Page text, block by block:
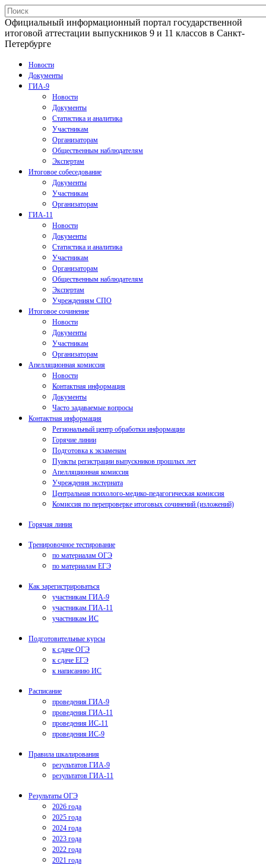
Официальный информационный портал государственной
итоговой аттестации выпускников 9 и 11 классов в Санкт-
Петербурге
Новости
Документы
ГИА-9
Новости
Документы
Статистика и аналитика
Участникам
Организаторам
Общественным наблюдателям
Экспертам
Итоговое собеседование
Документы
Участникам
Организаторам
ГИА-11
Новости
Документы
Статистика и аналитика
Участникам
Организаторам
Общественным наблюдателям
Экспертам
Учреждениям СПО
Итоговое сочинение
Новости
Документы
Участникам
Организаторам
Апелляционная комиссия
Новости
Контактная информация
Документы
Часто задаваемые вопросы
Контактная информация
Региональный центр обработки информации
Горячие линии
Подготовка к экзаменам
Пункты регистрации выпускников прошлых лет
Апелляционная комиссия
Учреждения экстерната
Центральная психолого-медико-педагогическая комиссия
Комиссия по перепроверке итоговых сочинений (изложений)
Горячая линия
Тренировочное тестирование
по материалам ОГЭ
по материалам ЕГЭ
Как зарегистрироваться
участникам ГИА-9
участникам ГИА-11
участникам ИС
Подготовительные курсы
к сдаче ОГЭ
к сдаче ЕГЭ
к написанию ИС
Расписание
проведения ГИА-9
проведения ГИА-11
проведения ИС-11
проведения ИС-9
Правила шкалирования
результатов ГИА-9
результатов ГИА-11
Результаты ОГЭ
2026 года
2025 года
2024 года
2023 года
2022 года
2021 года